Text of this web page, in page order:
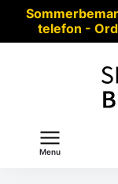
telefon -
Menu